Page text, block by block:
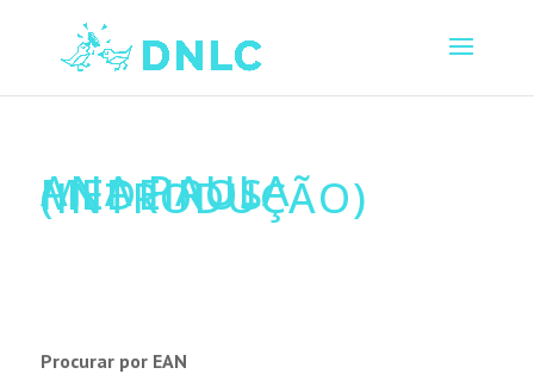
ANA PAULA
MEDEIROS
(INTRODUÇÃO)
Procurar por EAN